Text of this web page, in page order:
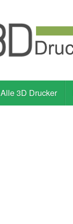
Alle 3D Drucker